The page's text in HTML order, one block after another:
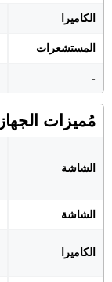
الكاميرا
المستشعرات
-
مُميزات الجهاز
الشاشة
الشاشة
الكاميرا